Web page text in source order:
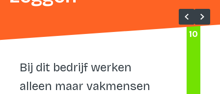
Bij dit bedrijf werken
alleen maar vakmensen
10